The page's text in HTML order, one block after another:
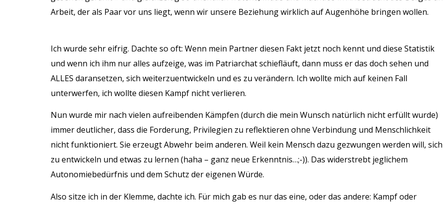
Arbeit, der als Paar vor uns liegt, wenn wir unsere Beziehung wirklich auf Augenhöhe bringen wollen.
Ich wurde sehr eifrig. Dachte so oft: Wenn mein Partner diesen Fakt jetzt noch kennt und diese Statistik
und wenn ich ihm nur alles aufzeige, was im Patriarchat schiefläuft, dann muss er das doch sehen und
ALLES daransetzen, sich weiterzuentwickeln und es zu verändern. Ich wollte mich auf keinen Fall
unterwerfen, ich wollte diesen Kampf nicht verlieren.
Nun wurde mir nach vielen aufreibenden Kämpfen (durch die mein Wunsch natürlich nicht erfüllt wurde)
immer deutlicher, dass die Forderung, Privilegien zu reflektieren ohne Verbindung und Menschlichkeit
nicht funktioniert. Sie erzeugt Abwehr beim anderen. Weil kein Mensch dazu gezwungen werden will, sich
zu entwickeln und etwas zu lernen (haha – ganz neue Erkenntnis…;-)). Das widerstrebt jeglichem
Autonomiebedürfnis und dem Schutz der eigenen Würde.
Also sitze ich in der Klemme, dachte ich. Für mich gab es nur das eine, oder das andere: Kampf oder